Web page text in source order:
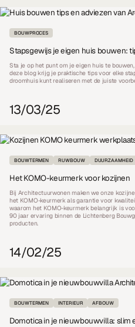
BOUWPROCES
Stapsgewijs je eigen huis bouwen:
Sta je op het punt om je eigen huis te
deze blog krijg je praktische tips voor elke
droomhuis kunt realiseren met de juiste
13/03/25
BOUWTERMEN RUWBOUW DUURZAAMHEID
Het KOMO-keurmerk voor kozijnen
Bij Architectuurwonen maken we onze
het KOMO-keurmerk als garantie voor
waarom het KOMO-keurmerk belangrijk is
90 jaar ervaring binnen de Lichtenberg
producten.
14/02/25
BOUWTERMEN INTERIEUR AFBOUW
Domotica in je nieuwbouwvilla: slim